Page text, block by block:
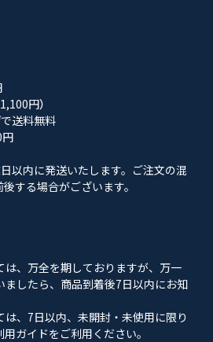
円）
送料無料
以内に発送いたします。ご注文の混
する場合がございます。
は、万全を期しておりますが、万一
ましたら、商品到着後7日以内にお知
、7日以内、未開封・未使用に限り
ガイドをご利用ください。